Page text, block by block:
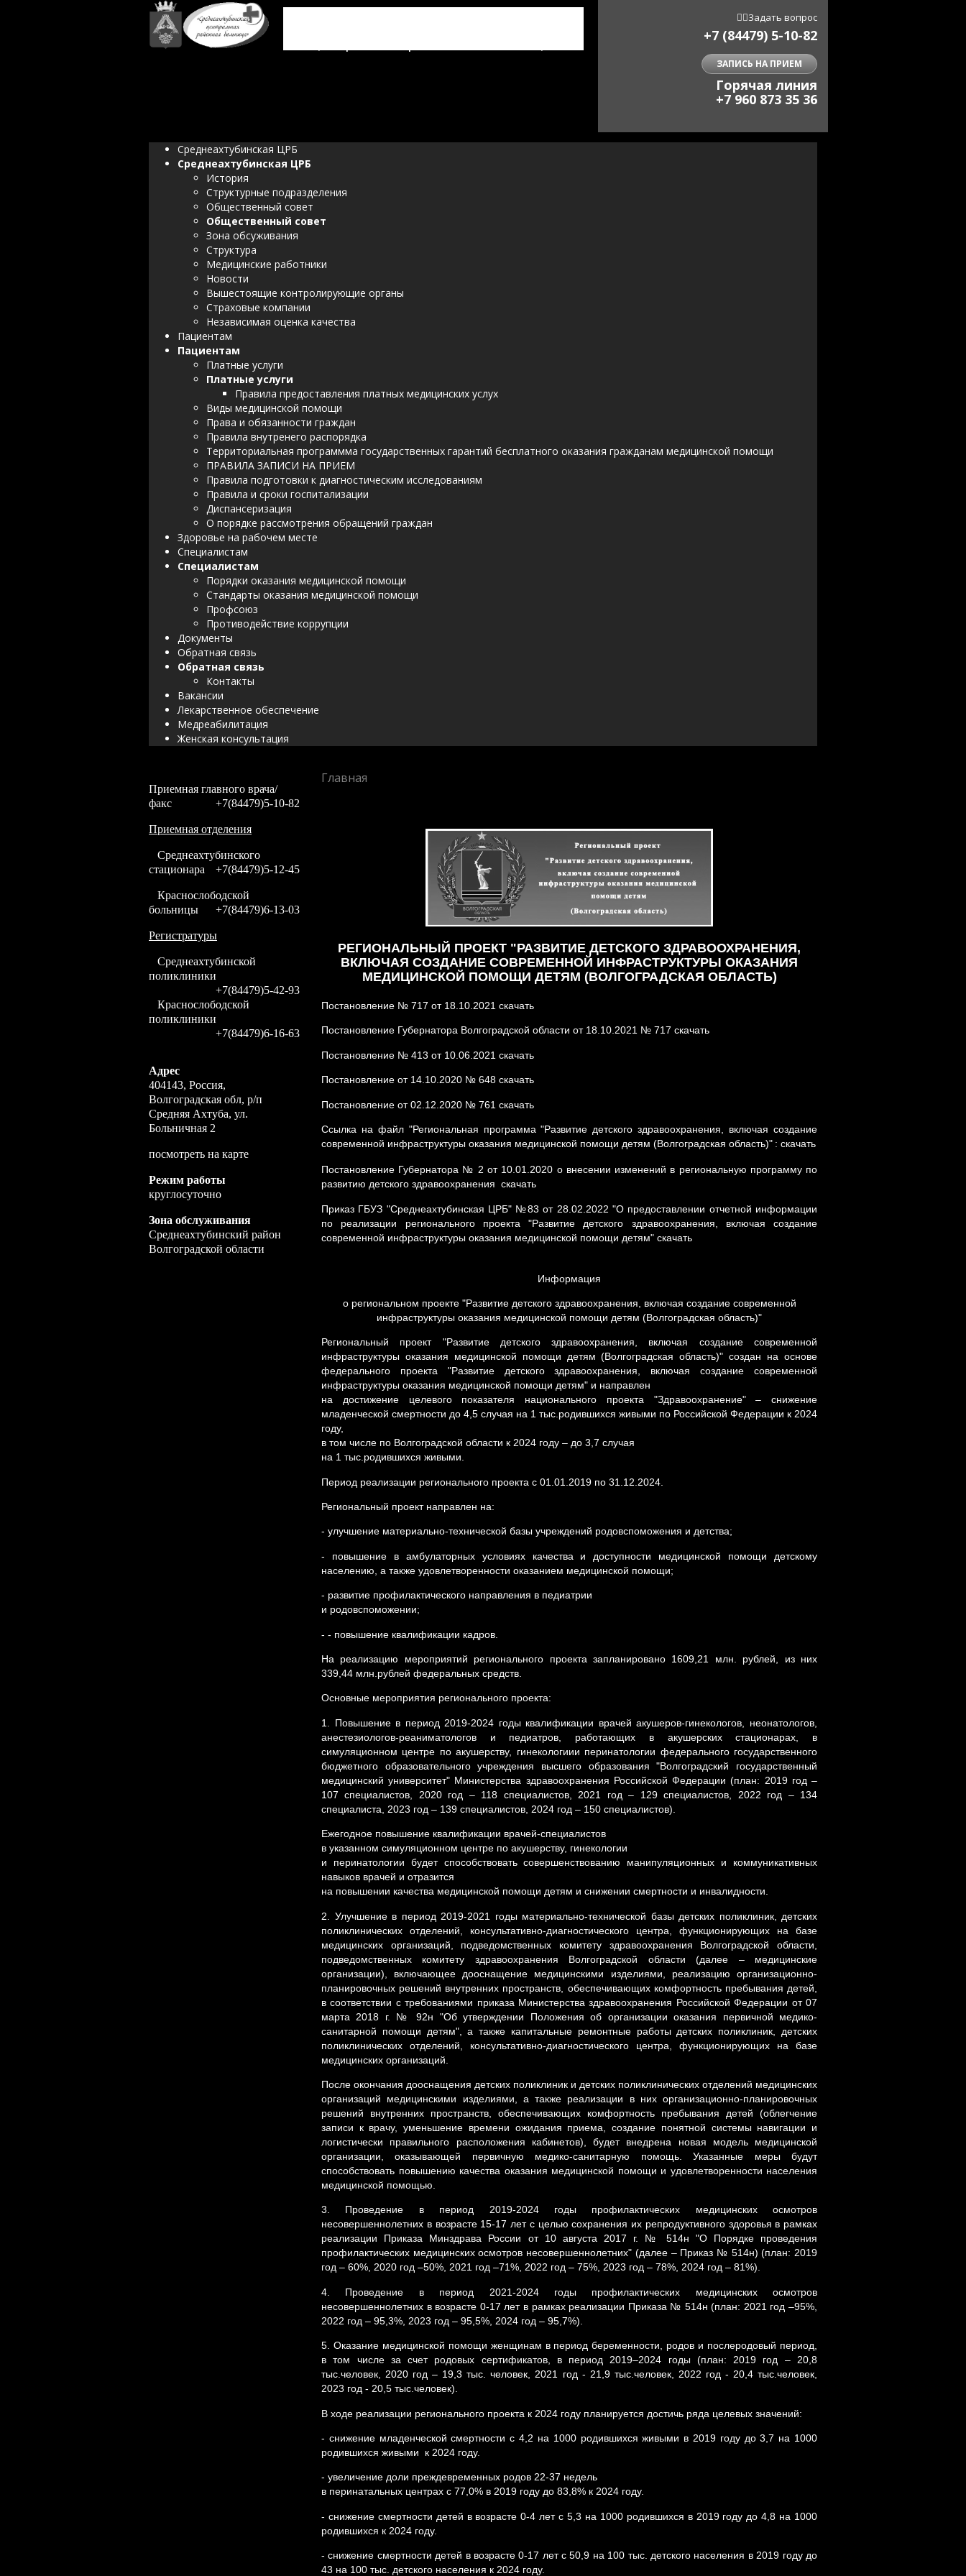
Задать вопрос
+7 (84479) 5-10-82
ЗАПИСЬ НА ПРИЕМ
Горячая линия
+7 960 873 35 36
Среднеахтубинская ЦРБ
Среднеахтубинская ЦРБ
История
Структурные подразделения
Общественный совет
Общественный совет
Зона обсуживания
Структура
Медицинские работники
Новости
Вышестоящие контролирующие органы
Страховые компании
Независимая оценка качества
Пациентам
Пациентам
Платные услуги
Платные услуги
Правила предоставления платных медицинских услух
Виды медицинской помощи
Права и обязанности граждан
Правила внутренего распорядка
Территориальная программма государственных гарантий бесплатного оказания гражданам медицинской помощи
ПРАВИЛА ЗАПИСИ НА ПРИЕМ
Правила подготовки к диагностическим исследованиям
Правила и сроки госпитализации
Диспансеризация
О порядке рассмотрения обращений граждан
Здоровье на рабочем месте
Специалистам
Специалистам
Порядки оказания медицинской помощи
Стандарты оказания медицинской помощи
Профсоюз
Противодействие коррупции
Документы
Обратная связь
Обратная связь
Контакты
Вакансии
Лекарственное обеспечение
Медреабилитация
Женская консультация
Приемная главного врача/
факс
+7(84479)5-10-82
Приемная отделения
Среднеахтубинского
стационара
+7(84479)5-12-45
Краснослободской
больницы
+7(84479)6-13-03
Регистратуры
Среднеахтубинской
поликлиники
+7(84479)5-42-93
Краснослободской
поликлиники
+7(84479)6-16-63
Адрес
404143, Россия,
Волгоградская обл, р/п
Средняя Ахтуба, ул.
Больничная 2
посмотреть на карте
Режим работы
круглосуточно
Зона обслуживания
Среднеахтубинский район
Волгоградской области
Главная
РЕГИОНАЛЬНЫЙ ПРОЕКТ "РАЗВИТИЕ ДЕТСКОГО ЗДРАВООХРАНЕНИЯ,
ВКЛЮЧАЯ СОЗДАНИЕ СОВРЕМЕННОЙ ИНФРАСТРУКТУРЫ ОКАЗАНИЯ
МЕДИЦИНСКОЙ ПОМОЩИ ДЕТЯМ (ВОЛГОГРАДСКАЯ ОБЛАСТЬ)
Постановление № 717 от 18.10.2021 скачать
Постановление Губернатора Волгоградской области от 18.10.2021 № 717 скачать
Постановление № 413 от 10.06.2021 скачать
Постановление от 14.10.2020 № 648 скачать
Постановление от 02.12.2020 № 761 скачать
Ссылка на файл "Региональная программа "Развитие детского здравоохранения, включая создание
современной инфраструктуры оказания медицинской помощи детям (Волгоградская область)" : скачать
Постановление Губернатора № 2 от 10.01.2020 о внесении изменений в региональную программу по
развитию детского здравоохранения скачать
Приказ ГБУЗ "Среднеахтубинская ЦРБ" №83 от 28.02.2022 "О предоставлении отчетной информации
по реализации регионального проекта "Развитие детского здравоохранения, включая создание
современной инфраструктуры оказания медицинской помощи детям" скачать
Информация
о региональном проекте "Развитие детского здравоохранения, включая создание современной
инфраструктуры оказания медицинской помощи детям (Волгоградская область)"
Региональный проект "Развитие детского здравоохранения, включая создание современной
инфраструктуры оказания медицинской помощи детям (Волгоградская область)" создан на основе
федерального проекта "Развитие детского здравоохранения, включая создание современной
инфраструктуры оказания медицинской помощи детям" и направлен
на достижение целевого показателя национального проекта "Здравоохранение" – снижение
младенческой смертности до 4,5 случая на 1 тыс.родившихся живыми по Российской Федерации к 2024
году,
в том числе по Волгоградской области к 2024 году – до 3,7 случая
на 1 тыс.родившихся живыми.
Период реализации регионального проекта с 01.01.2019 по 31.12.2024.
Региональный проект направлен на:
- улучшение материально-технической базы учреждений родовспоможения и детства;
- повышение в амбулаторных условиях качества и доступности медицинской помощи детскому
населению, а также удовлетворенности оказанием медицинской помощи;
- развитие профилактического направления в педиатрии
и родовспоможении;
- - повышение квалификации кадров.
На реализацию мероприятий регионального проекта запланировано 1609,21 млн. рублей, из них
339,44 млн.рублей федеральных средств.
Основные мероприятия регионального проекта:
1. Повышение в период 2019-2024 годы квалификации врачей акушеров-гинекологов, неонатологов,
анестезиологов-реаниматологов и педиатров, работающих в акушерских стационарах, в
симуляционном центре по акушерству, гинекологиии перинатологии федерального государственного
бюджетного образовательного учреждения высшего образования "Волгоградский государственный
медицинский университет" Министерства здравоохранения Российской Федерации (план: 2019 год –
107 специалистов, 2020 год – 118 специалистов, 2021 год – 129 специалистов, 2022 год – 134
специалиста, 2023 год – 139 специалистов, 2024 год – 150 специалистов).
Ежегодное повышение квалификации врачей-специалистов
в указанном симуляционном центре по акушерству, гинекологии
и перинатологии будет способствовать совершенствованию манипуляционных и коммуникативных
навыков врачей и отразится
на повышении качества медицинской помощи детям и снижении смертности и инвалидности.
2. Улучшение в период 2019-2021 годы материально-технической базы детских поликлиник, детских
поликлинических отделений, консультативно-диагностического центра, функционирующих на базе
медицинских организаций, подведомственных комитету здравоохранения Волгоградской области,
подведомственных комитету здравоохранения Волгоградской области (далее – медицинские
организации), включающее дооснащение медицинскими изделиями, реализацию организационно-
планировочных решений внутренних пространств, обеспечивающих комфортность пребывания детей,
в соответствии с требованиями приказа Министерства здравоохранения Российской Федерации от 07
марта 2018 г. № 92н "Об утверждении Положения об организации оказания первичной медико-
санитарной помощи детям", а также капитальные ремонтные работы детских поликлиник, детских
поликлинических отделений, консультативно-диагностического центра, функционирующих на базе
медицинских организаций.
После окончания дооснащения детских поликлиник и детских поликлинических отделений медицинских
организаций медицинскими изделиями, а также реализации в них организационно-планировочных
решений внутренних пространств, обеспечивающих комфортность пребывания детей (облегчение
записи к врачу, уменьшение времени ожидания приема, создание понятной системы навигации и
логистически правильного расположения кабинетов), будет внедрена новая модель медицинской
организации, оказывающей первичную медико-санитарную помощь. Указанные меры будут
способствовать повышению качества оказания медицинской помощи и удовлетворенности населения
медицинской помощью.
3. Проведение в период 2019-2024 годы профилактических медицинских осмотров
несовершеннолетних в возрасте 15-17 лет с целью сохранения их репродуктивного здоровья в рамках
реализации Приказа Минздрава России от 10 августа 2017 г. № 514н "О Порядке проведения
профилактических медицинских осмотров несовершеннолетних" (далее – Приказ № 514н) (план: 2019
год – 60%, 2020 год –50%, 2021 год –71%, 2022 год – 75%, 2023 год – 78%, 2024 год – 81%).
4. Проведение в период 2021-2024 годы профилактических медицинских осмотров
несовершеннолетних в возрасте 0-17 лет в рамках реализации Приказа № 514н (план: 2021 год –95%,
2022 год – 95,3%, 2023 год – 95,5%, 2024 год – 95,7%).
5. Оказание медицинской помощи женщинам в период беременности, родов и послеродовый период,
в том числе за счет родовых сертификатов, в период 2019–2024 годы (план: 2019 год – 20,8
тыс.человек, 2020 год – 19,3 тыс. человек, 2021 год - 21,9 тыс.человек, 2022 год - 20,4 тыс.человек,
2023 год - 20,5 тыс.человек).
В ходе реализации регионального проекта к 2024 году планируется достичь ряда целевых значений:
- снижение младенческой смертности с 4,2 на 1000 родившихся живыми в 2019 году до 3,7 на 1000
родившихся живыми к 2024 году.
- увеличение доли преждевременных родов 22-37 недель
в перинатальных центрах с 77,0% в 2019 году до 83,8% к 2024 году.
- снижение смертности детей в возрасте 0-4 лет с 5,3 на 1000 родившихся в 2019 году до 4,8 на 1000
родившихся к 2024 году.
- снижение смертности детей в возрасте 0-17 лет с 50,9 на 100 тыс. детского населения в 2019 году до
43 на 100 тыс. детского населения к 2024 году.